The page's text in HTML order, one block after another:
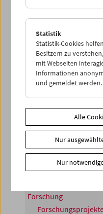
und Fernsehen (Berlin)
Österreichischen
Wilhelm-Murnau-Stiftung
Das Projekt wurde
Programms zur
mobilem Kulturgut der
derKulturstiftung der
Forschung
Statistik
Statistik-Cookies
Besitzern zu
mit Webseiten
Informationen
und gemeldet werden.
Alle
Nur
Nur